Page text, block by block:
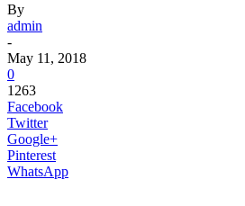
By
admin
-
May 11, 2018
0
1263
Facebook
Twitter
Google+
Pinterest
WhatsApp